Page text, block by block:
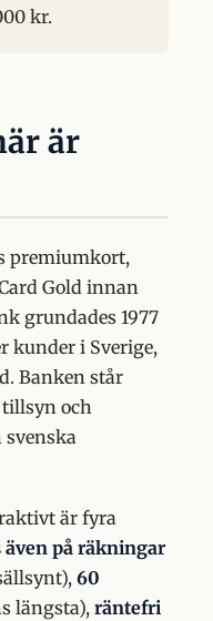
kr.
är
premiumkort,
Gold innan
grundades 1977
kunder i Sverige,
Banken står
och
svenska
är fyra
även på räkningar
60
längsta),räntefri